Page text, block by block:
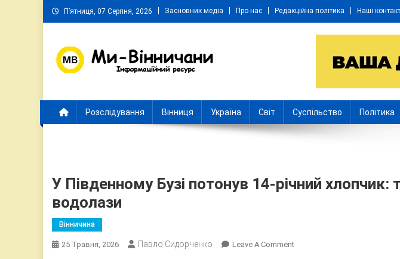
Skip
to
П’ятниця, 07 Серпня, 2026 Засновник медіа Про нас Редакційна політика Наші
Розслідування Вінниця Україна Світ Суспільство Політика
У Південному Бузі потонув 14-річний хлопчик:
водолази
Вінничина
25 Травня, 2026 Павло Сидорченко Leave A CommentOn